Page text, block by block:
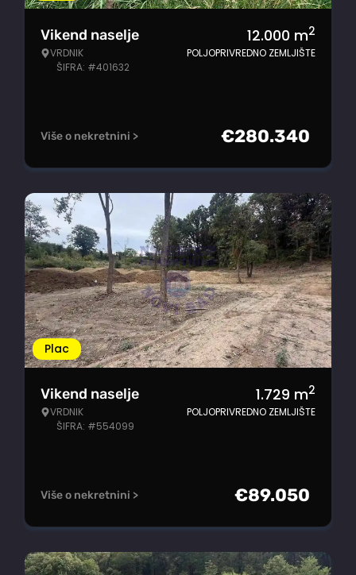
Vikend naselje
VRDNIK
ŠIFRA: #401632
12.000 m2
POLJOPRIVREDNO ZEMLJIŠTE
Više o nekretnini > €280.340
Plac
Vikend naselje
VRDNIK
ŠIFRA: #554099
1.729 m2
POLJOPRIVREDNO ZEMLJIŠTE
Više o nekretnini > €89.050